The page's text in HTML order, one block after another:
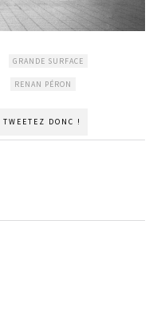
GRANDE SURFACE
RENAN PÉRON
TWEETEZ DONC !